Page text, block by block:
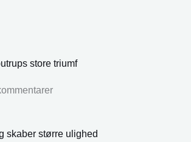
store triumf
skaber større ulighed